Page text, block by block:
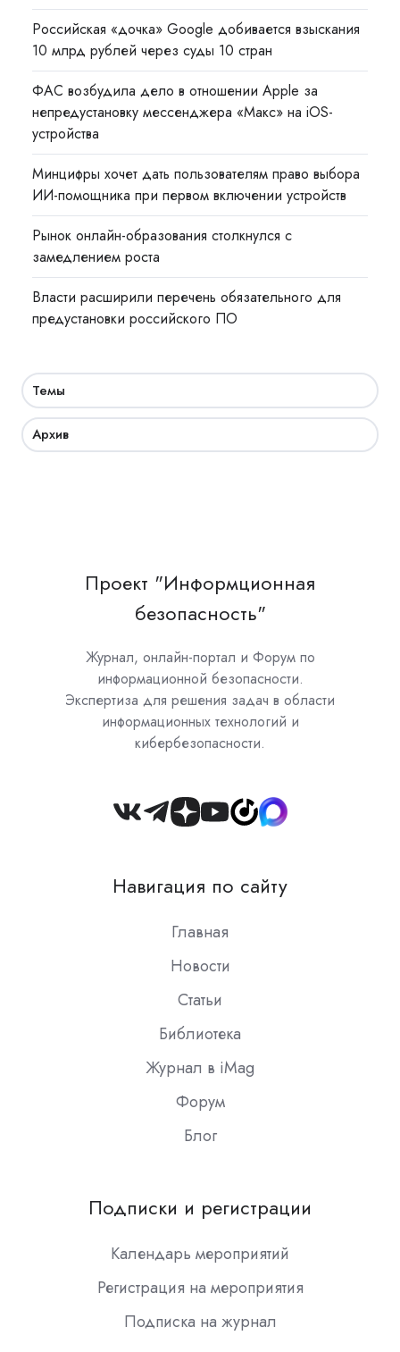
Российская «дочка» Google добивается взыскания
10 млрд рублей через суды 10 стран
ФАС возбудила дело в отношении Apple за
непредустановку мессенджера «Макс» на iOS-
устройства
Минцифры хочет дать пользователям право выбора
ИИ-помощника при первом включении устройств
Рынок онлайн-образования столкнулся с
замедлением роста
Власти расширили перечень обязательного для
предустановки российского ПО
Темы
Архив
Проект "Информционная
безопасность"
Журнал, онлайн-портал и Форум по
информационной безопасности.
Экспертиза для решения задач в области
информационных технологий и
кибербезопасности.
Join
Slack
Навигация по сайту
Главная
Новости
Статьи
Библиотека
Журнал в iMag
Форум
Блог
Подписки и регистрации
Календарь мероприятий
Регистрация на мероприятия
Подписка на журнал